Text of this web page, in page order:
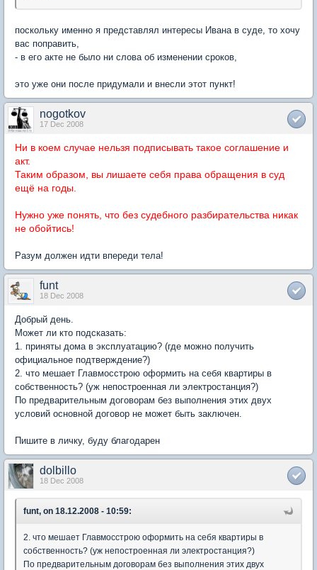
поскольку именно я представлял интересы Ивана в суде, то хочу
вас поправить,
- в его акте не было ни слова об изменении сроков,
это уже они после придумали и внесли этот пункт!
nogotkov
17 Dec 2008
Ни в коем случае нельзя подписывать такое соглашение и
акт.
Таким образом, вы лишаете себя права обращения в суд
ещё на годы.
Нужно уже понять, что без судебного разбирательства никак
не обойтись!
Разум должен идти впереди тела!
funt
18 Dec 2008
Добрый день.
Может ли кто подсказать:
1. приняты дома в эксплуатацию? (где можно получить
официальное подтверждение?)
2. что мешает Главмосстрою оформить на себя квартиры в
собственность? (уж непостроенная ли электростанция?)
По предварительным договорам без выполнения этих двух
условий основной договор не может быть заключен.
Пишите в личку, буду благодарен
dolbillo
18 Dec 2008
funt, on 18.12.2008 - 10:59:
2. что мешает Главмосстрою оформить на себя квартиры в
собственность? (уж непостроенная ли электростанция?)
По предварительным договорам без выполнения этих двух